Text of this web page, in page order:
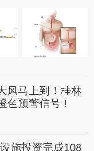
风马上到！桂林
色预警信号！
施投资完成108